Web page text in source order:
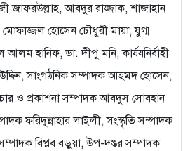
জাফরউল্লাহ, আবদুর রাজ্জাক, শাজাহান
মোফাজ্জল হোসেন চৌধুরী মায়া, যুগ্ম
হানিফ, ডা. দীপু মনি, কার্যযনির্বাহী
সাংগঠনিক সম্পাদক আহমদ হোসেন,
ও প্রকাশনা সম্পাদক আবদুস সোবহান
ফরিদুন্নাহার লাইলী, সংস্কৃতি সম্পাদক
বিপ্লব বড়ুয়া, উপ-দপ্তর সম্পাদক